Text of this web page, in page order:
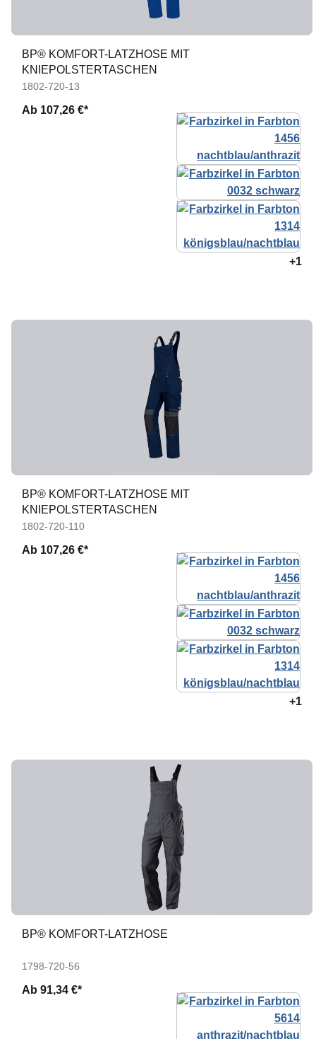
BP® KOMFORT-LATZHOSE MIT
KNIEPOLSTERTASCHEN
1802-720-13
Ab 107,26 €*
+1
BP® KOMFORT-LATZHOSE MIT
KNIEPOLSTERTASCHEN
1802-720-110
Ab 107,26 €*
+1
BP® KOMFORT-LATZHOSE
1798-720-56
Ab 91,34 €*